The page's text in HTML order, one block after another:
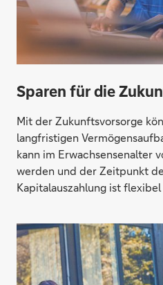
Sparen für die
Mit der Zukunftsvorsorge
langfristigen
kann im Erwachsensenalter
werden und der Zeitpunkt
Kapitalauszahlung ist flexibel